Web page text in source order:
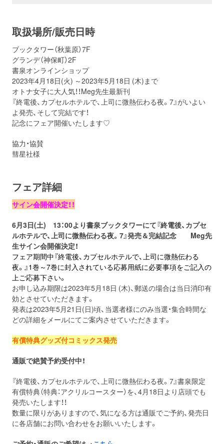
取扱場所/販売日時
ブックタワー（秋葉原）7F
グランデ（神保町）2F
書泉オンラインショップ
2023年4月18日(火) ～2023年5月18日 (木)まで
オトナ女子に大人気！！Meg先生最新刊
『終電後、カプセルホテルで、上司に微熱伝わる夜。7』がいよい
よ発売、そして完結です！
記念にフェア開催いたします♡
協力・協賛
彗星社様
フェア詳細
サイン会開催決定！！
6月3日(土) 13：00より書泉ブックタワーにて『終電後、カプセ
ルホテルで、上司に微熱伝わる夜。7』発売＆完結記念 Meg先
生サイン会開催決定！
フェア期間中『終電後、カプセルホテルで、上司に微熱伝わる
夜。』1巻～7巻に封入されている応募用紙に必要事項をご記入の
上ご応募下さい。
お申し込み期限は2023年5月18日 (木)、郵送の場合は当日消印有
効とさせていただきます。
発表は2023年5⽉21⽇(⽇)頃、当選者様にのみ当選・集合時間な
どの詳細をメールにてご案内させていただきます。
有償特典グッズ付コミックス発売
通販で絶賛予約受付中！
『終電後、カプセルホテルで、上司に微熱伝わる夜。7』書泉限定
有償特典（特典：アクリルコースター）を、4月18日より店頭でも
発売いたします！！
数量に限りがありますので、気になる方は通販でご予約、発売日
に各店舗にお問い合わせをお願いいたします。